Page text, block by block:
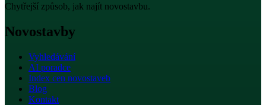
Chytřejší způsob, jak najít novostavbu.
Novostavby
Vyhledávání
AI poradce
Index cen novostaveb
Blog
Kontakt